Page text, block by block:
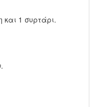
και 1 συρτάρι.